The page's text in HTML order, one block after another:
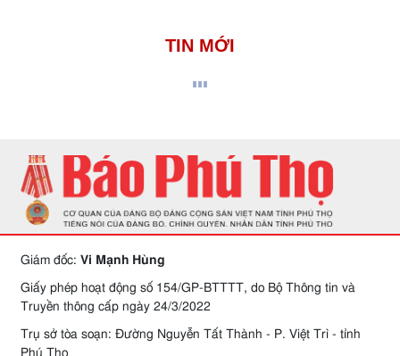
TIN MỚI
Giám đốc: Vi Mạnh Hùng
Giấy phép hoạt động số 154/GP-BTTTT, do Bộ Thông tin và
Truyền thông cấp ngày 24/3/2022
Trụ sở tòa soạn: Đường Nguyễn Tất Thành - P. Việt Trì - tỉnh
Phú Thọ